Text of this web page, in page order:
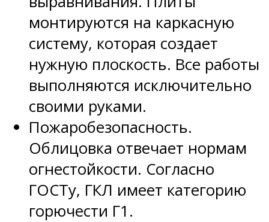
монтируются на каркасную
систему, которая создает
нужную плоскость. Все работы
выполняются исключительно
своими руками.
Пожаробезопасность.
Облицовка отвечает нормам
огнестойкости. Согласно
ГОСТу, ГКЛ имеет категорию
горючести Г1.